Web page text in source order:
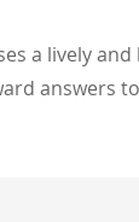
a lively
answers